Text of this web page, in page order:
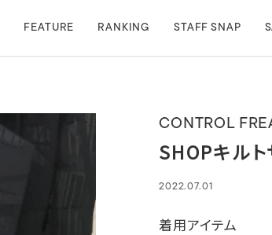
FEATURE RANKING STAFF SNAP
CONTROL
SHOPキル
2022.07.01
着用アイテム